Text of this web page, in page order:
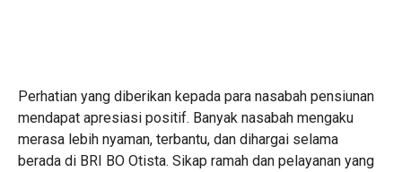
Perhatian yang diberikan kepada para nasabah pensiunan
mendapat apresiasi positif. Banyak nasabah mengaku
merasa lebih nyaman, terbantu, dan dihargai selama
berada di BRI BO Otista. Sikap ramah dan pelayanan yang